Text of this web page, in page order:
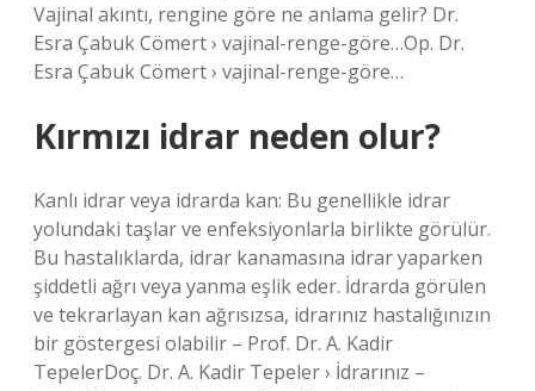
Vajinal akıntı, rengine göre ne anlama gelir? Dr.
Esra Çabuk Cömert › vajinal-renge-göre…Op. Dr.
Esra Çabuk Cömert › vajinal-renge-göre…
Kırmızı idrar neden olur?
Kanlı idrar veya idrarda kan: Bu genellikle idrar
yolundaki taşlar ve enfeksiyonlarla birlikte görülür.
Bu hastalıklarda, idrar kanamasına idrar yaparken
şiddetli ağrı veya yanma eşlik eder. İdrarda görülen
ve tekrarlayan kan ağrısızsa, idrarınız hastalığınızın
bir göstergesi olabilir – Prof. Dr. A. Kadir
TepelerDoç. Dr. A. Kadir Tepeler › İdrarınız –